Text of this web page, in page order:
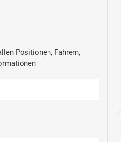
Positionen, Fahrern,